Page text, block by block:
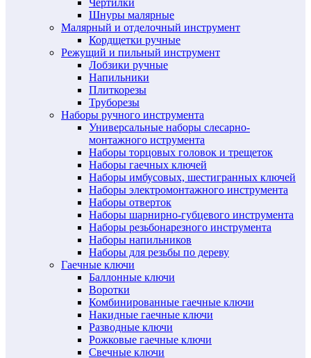
Шнуры малярные
Малярный и отделочный инструмент
Кордщетки ручные
Режущий и пильный инструмент
Лобзики ручные
Напильники
Плиткорезы
Труборезы
Наборы ручного инструмента
Универсальные наборы слесарно-
монтажного иструмента
Наборы торцовых головок и трещеток
Наборы гаечных ключей
Наборы имбусовых, шестигранных ключей
Наборы электромонтажного инструмента
Наборы отверток
Наборы шарнирно-губцевого инструмента
Наборы резьбонарезного инструмента
Наборы напильников
Наборы для резьбы по дереву
Гаечные ключи
Баллонные ключи
Воротки
Комбинированные гаечные ключи
Накидные гаечные ключи
Разводные ключи
Рожковые гаечные ключи
Свечные ключи